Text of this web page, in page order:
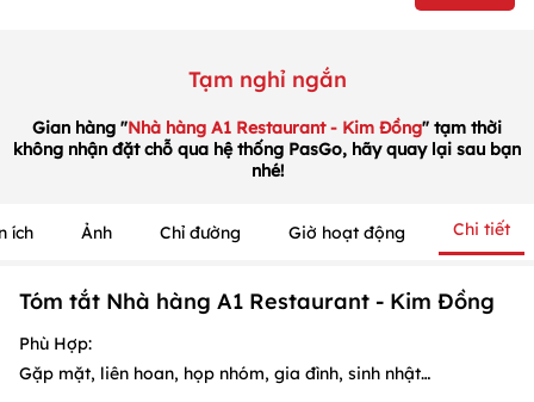
Tạm nghỉ ngắn
Gian hàng "Nhà hàng A1 Restaurant - Kim Đồng" tạm thời
không nhận đặt chỗ qua hệ thống PasGo, hãy quay lại sau bạn
nhé!
ích Ảnh Chỉ đường Giờ hoạt động Chi tiết
Tóm tắt Nhà hàng A1 Restaurant - Kim Đồng
Phù Hợp:
Gặp mặt, liên hoan, họp nhóm, gia đình, sinh nhật…